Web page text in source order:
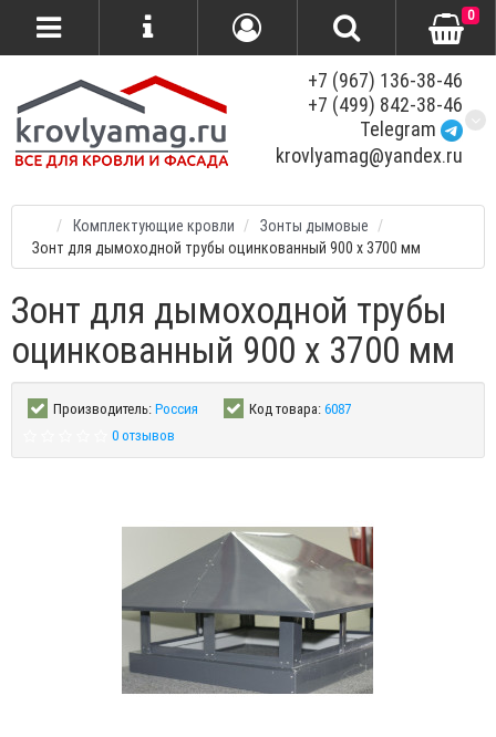
+7 (967) 136-38-46
+7 (499) 842-38-46
Telegram
krovlyamag@yandex.ru
0
Комплектующие кровли
Зонты дымовые
Зонт для дымоходной трубы оцинкованный 900 x 3700 мм
Зонт для дымоходной трубы
оцинкованный 900 x 3700 мм
Производитель:Россия Код товара:6087
0 отзывов